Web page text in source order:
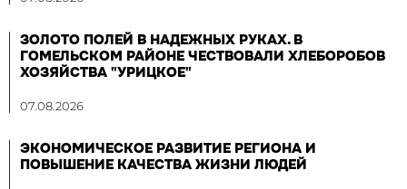
ЗОЛОТО ПОЛЕЙ В НАДЕЖНЫХ РУКАХ. В
ГОМЕЛЬСКОМ РАЙОНЕ ЧЕСТВОВАЛИ ХЛЕБОРОБОВ
ХОЗЯЙСТВА "УРИЦКОЕ"
07.08.2026
ЭКОНОМИЧЕСКОЕ РАЗВИТИЕ РЕГИОНА И
ПОВЫШЕНИЕ КАЧЕСТВА ЖИЗНИ ЛЮДЕЙ